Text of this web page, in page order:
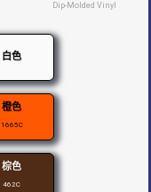
Dip-Molded Vinyl
白色
橙色
1665C
棕色
462C